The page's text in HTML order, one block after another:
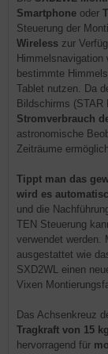
Smartphone oder
Steuerung der
Wireless zur
Himmelsnavigation
bestimmte
Tablet nutzen. Da
Bildschirms
Stromverbrauch
astronomische
Zeiträume
Tippt man das
wird es
und die
TEN Steuerung
verwendet werden.
ausgestattet wie
SXD2WL einen
Vixen
Das Achsenkreuz
Tragkraft von 15 kg
hervorragend für